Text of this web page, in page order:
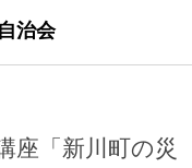
治会
座「新川町の災